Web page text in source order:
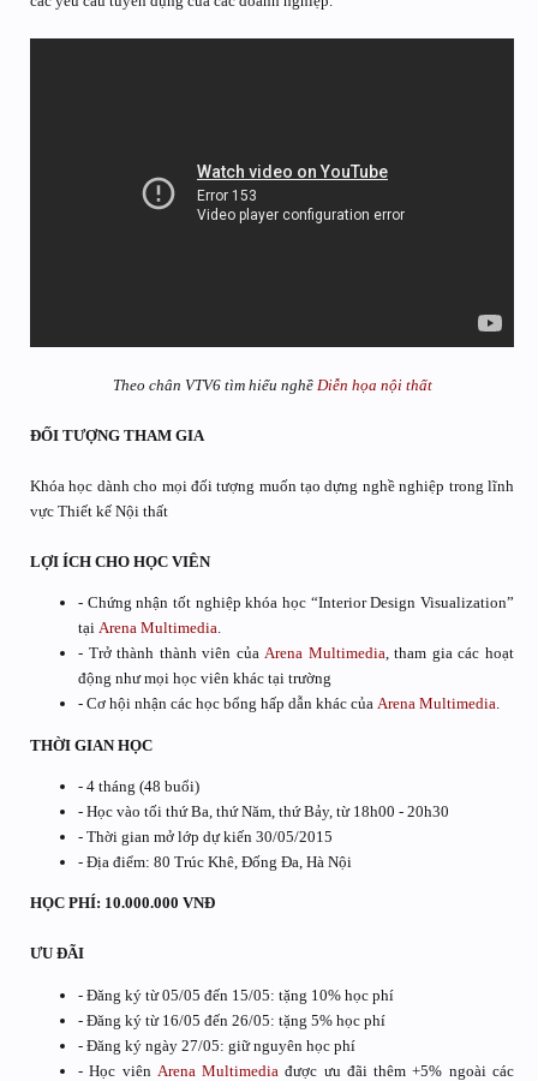
Theo chân VTV6 tìm hiểu nghề Diễn họa nội thất
ĐỐI TƯỢNG THAM GIA
Khóa học dành cho mọi đối tượng muốn tạo dựng nghề nghiệp trong lĩnh
vực Thiết kế Nội thất
LỢI ÍCH CHO HỌC VIÊN
- Chứng nhận tốt nghiệp khóa học “Interior Design Visualization”
tại Arena Multimedia.
- Trở thành thành viên củaArena Multimedia, tham gia các hoạt
động như mọi học viên khác tại trường
- Cơ hội nhận các học bổng hấp dẫn khác của Arena Multimedia.
THỜI GIAN HỌC
- 4 tháng (48 buổi)
- Học vào tối thứ Ba, thứ Năm, thứ Bảy, từ 18h00 - 20h30
- Thời gian mở lớp dự kiến 30/05/2015
- Địa điểm: 80 Trúc Khê, Đống Đa, Hà Nội
HỌC PHÍ: 10.000.000 VNĐ
ƯU ĐÃI
- Đăng ký từ 05/05 đến 15/05: tặng 10% học phí
- Đăng ký từ 16/05 đến 26/05: tặng 5% học phí
- Đăng ký ngày 27/05: giữ nguyên học phí
- Học viên Arena Multimedia được ưu đãi thêm +5% ngoài các